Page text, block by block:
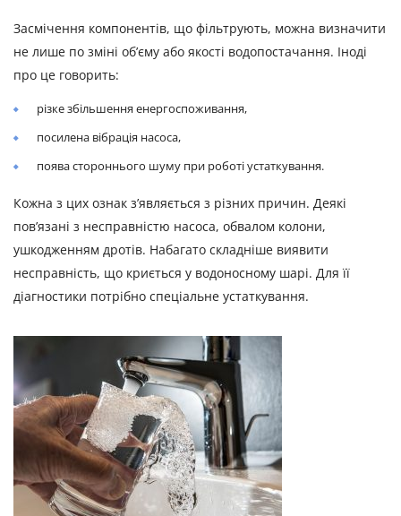
Засмічення компонентів, що фільтрують, можна визначити
не лише по зміні об’єму або якості водопостачання. Іноді
про це говорить:
різке збільшення енергоспоживання,
посилена вібрація насоса,
поява стороннього шуму при роботі устаткування.
Кожна з цих ознак з’являється з різних причин. Деякі
пов’язані з несправністю насоса, обвалом колони,
ушкодженням дротів. Набагато складніше виявити
несправність, що криється у водоносному шарі. Для її
діагностики потрібно спеціальне устаткування.